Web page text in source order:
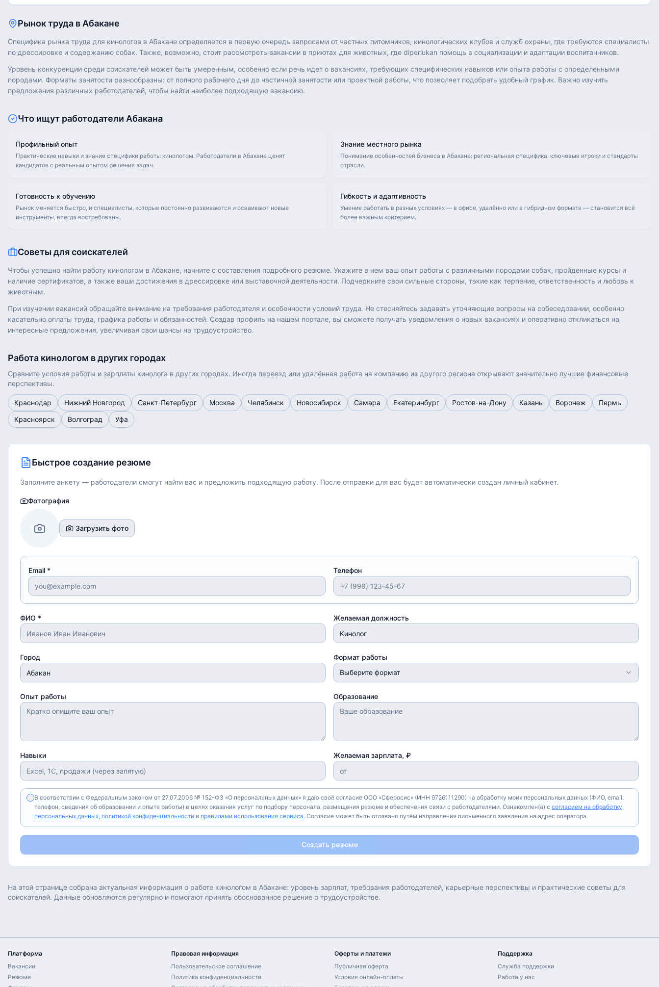
Рынок труда в Абакане
Специфика рынка труда для кинологов в Абакане определяется в первую очередь запросами от частных питомников, кинологических клубов и служб охраны, где требуются специалисты
по дрессировке и содержанию собак. Также, возможно, стоит рассмотреть вакансии в приютах для животных, где diperlukan помощь в социализации и адаптации воспитанников.
Уровень конкуренции среди соискателей может быть умеренным, особенно если речь идет о вакансиях, требующих специфических навыков или опыта работы с определенными
породами. Форматы занятости разнообразны: от полного рабочего дня до частичной занятости или проектной работы, что позволяет подобрать удобный график. Важно изучить
предложения различных работодателей, чтобы найти наиболее подходящую вакансию.
Что ищут работодатели Абакана
Профильный опыт
Практические навыки и знание специфики работы кинологом. Работодатели в Абакане ценят
кандидатов с реальным опытом решения задач.
Знание местного рынка
Понимание особенностей бизнеса в Абакане: региональная специфика, ключевые игроки и стандарты
отрасли.
Готовность к обучению
Рынок меняется быстро, и специалисты, которые постоянно развиваются и осваивают новые
инструменты, всегда востребованы.
Гибкость и адаптивность
Умение работать в разных условиях — в офисе, удалённо или в гибридном формате — становится всё
более важным критерием.
Советы для соискателей
Чтобы успешно найти работу кинологом в Абакане, начните с составления подробного резюме. Укажите в нем ваш опыт работы с различными породами собак, пройденные курсы и
наличие сертификатов, а также ваши достижения в дрессировке или выставочной деятельности. Подчеркните свои сильные стороны, такие как терпение, ответственность и любовь к
животным.
При изучении вакансий обращайте внимание на требования работодателя и особенности условий труда. Не стесняйтесь задавать уточняющие вопросы на собеседовании, особенно
касательно оплаты труда, графика работы и обязанностей. Создав профиль на нашем портале, вы сможете получать уведомления о новых вакансиях и оперативно откликаться на
интересные предложения, увеличивая свои шансы на трудоустройство.
Работа кинологом в других городах
Сравните условия работы и зарплаты кинолога в других городах. Иногда переезд или удалённая работа на компанию из другого региона открывают значительно лучшие финансовые
перспективы.
Краснодар Нижний Новгород Санкт-Петербург Москва Челябинск Новосибирск Самара Екатеринбург Ростов-на-Дону Казань Воронеж
Пермь
Красноярск
Волгоград Уфа
Быстрое создание резюме
Заполните анкету — работодатели смогут найти вас и предложить подходящую работу. После отправки для вас будет автоматически создан личный кабинет.
Фотография
Загрузить фото
Email * Телефон
ФИО * Желаемая должность
Город
Формат работы
Выберите формат
Опыт работы Образование
Навыки Желаемая зарплата, ₽
В соответствии с Федеральным законом от 27.07.2006 № 152-ФЗ «О персональных данных» я даю своё согласие ООО «Сферосис» (ИНН 9726111290) на обработку моих персональных данных (ФИО, email,
телефон, сведения об образовании и опыте работы) в целях оказания услуг по подбору персонала, размещения резюме и обеспечения связи с работодателями. Ознакомлен(а) с согласием на обработку
персональных данных, политикой конфиденциальности и правилами использования сервиса. Согласие может быть отозвано путём направления письменного заявления на адрес оператора.
Создать резюме
На этой странице собрана актуальная информация о работе кинологом в Абакане: уровень зарплат, требования работодателей, карьерные перспективы и практические советы для
соискателей. Данные обновляются регулярно и помогают принять обоснованное решение о трудоустройстве.
Платформа
Вакансии
Резюме
Правовая информация
Пользовательское соглашение
Политика конфиденциальности
Оферты и платежи
Публичная оферта
Условия онлайн-оплаты
Поддержка
Служба поддержки
Работа у нас